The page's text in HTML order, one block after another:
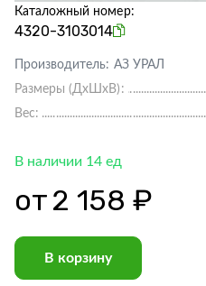
Каталожный номер:
4320-3103014
Производитель: АЗ УРАЛ
Размеры (ДхШхВ):
Вес:
В наличии 14 ед
от2 158 ₽
В корзину